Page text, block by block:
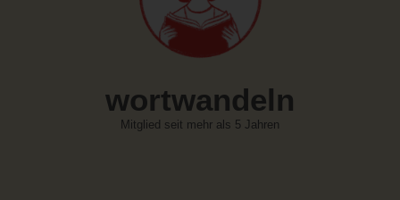
wortwandeln
Mitglied seit mehr als 5 Jahren